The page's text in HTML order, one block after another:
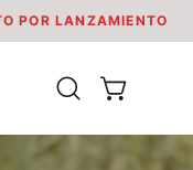
3 CUOTAS SIN
Abrir
de
búsqueda
CARRO